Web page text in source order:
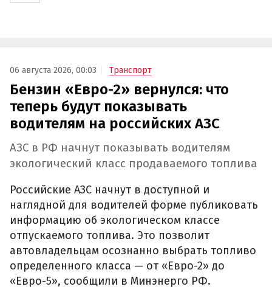
06 августа 2026, 00:03 Транспорт
Бензин «Евро-2» вернулся: что
теперь будут показывать
водителям на российских АЗС
АЗС в РФ начнут показывать водителям
экологический класс продаваемого топлива
Российские АЗС начнут в доступной и
наглядной для водителей форме публиковать
информацию об экологическом классе
отпускаемого топлива. Это позволит
автовладельцам осознанно выбрать топливо
определенного класса — от «Евро-2» до
«Евро-5», сообщили в Минэнерго РФ.